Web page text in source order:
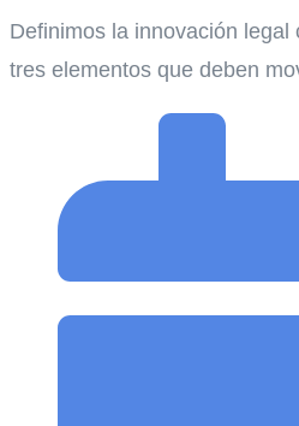
Definimos la innovación
tres elementos que deben